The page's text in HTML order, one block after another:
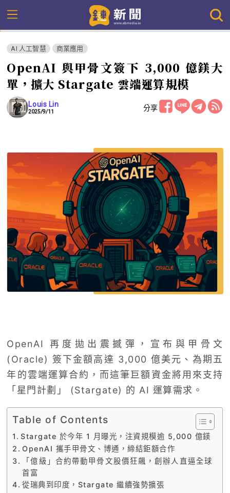
AI 人工智慧 商業應用
OpenAI 與甲骨文簽下 3,000 億鎂大
單，擴大 Stargate 雲端運算規模
Louis Lin
2025/9/11 分享
OpenAI 再度拋出震撼彈，宣布與甲骨文
(Oracle) 簽下金額高達 3,000 億美元、為期五
年的雲端運算合約，而這筆巨額資金將用來支持
「星門計劃」 (Stargate) 的 AI 運算需求。
Table of Contents
Stargate 於今年 1 月曝光，注資規模逾 5,000 億鎂
OpenAI 攜手甲骨文、博通，締結鉅額合作
「億級」合約帶動甲骨文股價狂飆，創辦人直逼全球
首富
從瑞典到印度，Stargate 繼續強勢擴張